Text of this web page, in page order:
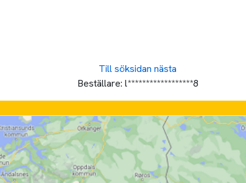
Till söksidan nästa
Beställare: l******************8